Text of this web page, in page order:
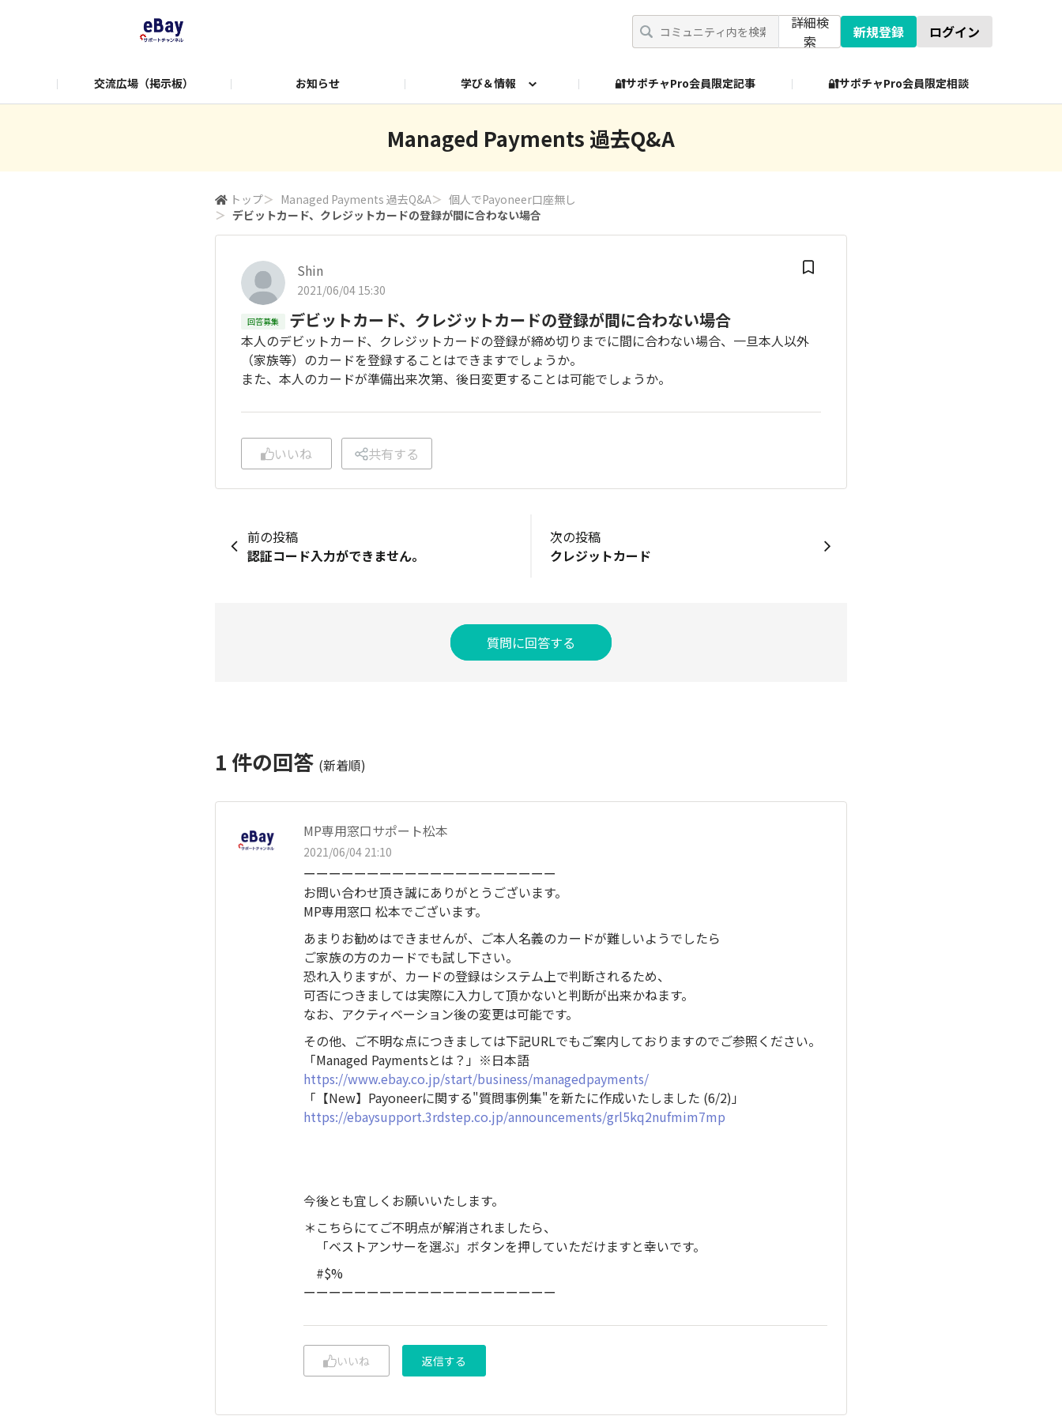
詳細検
索
新規登録 ログイン
交流広場（掲示板） お知らせ 学び＆情報 🔐サポチャPro会員限定記事 🔐サポチャPro会員限定相談
Managed Payments 過去Q&A
トップ＞ Managed Payments 過去Q&A＞ 個人でPayoneer口座無し
＞ デビットカード、クレジットカードの登録が間に合わない場合
Shin
2021/06/04 15:30
回答募集 デビットカード、クレジットカードの登録が間に合わない場合
本人のデビットカード、クレジットカードの登録が締め切りまでに間に合わない場合、一旦本人以外
（家族等）のカードを登録することはできますでしょうか。
また、本人のカードが準備出来次第、後日変更することは可能でしょうか。
いいね 共有する
前の投稿
認証コード入力ができません。
次の投稿
クレジットカード
質問に回答する
1 件の回答 (新着順)
MP専用窓口サポート松本
2021/06/04 21:10
ーーーーーーーーーーーーーーーーーーーー
お問い合わせ頂き誠にありがとうございます。
MP専用窓口 松本でございます。
あまりお勧めはできませんが、ご本人名義のカードが難しいようでしたら
ご家族の方のカードでも試し下さい。
恐れ入りますが、カードの登録はシステム上で判断されるため、
可否につきましては実際に入力して頂かないと判断が出来かねます。
なお、アクティベーション後の変更は可能です。
その他、ご不明な点につきましては下記URLでもご案内しておりますのでご参照ください。
「Managed Paymentsとは？」※日本語
https://www.ebay.co.jp/start/business/managedpayments/
「【New】Payoneerに関する"質問事例集"を新たに作成いたしました (6/2)」
https://ebaysupport.3rdstep.co.jp/announcements/grl5kq2nufmim7mp
今後とも宜しくお願いいたします。
＊こちらにてご不明点が解消されましたら、
「ベストアンサーを選ぶ」ボタンを押していただけますと幸いです。
#$%
ーーーーーーーーーーーーーーーーーーーー
いいね 返信する